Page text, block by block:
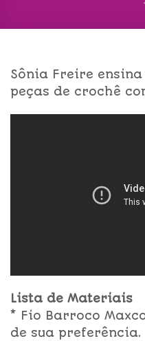
Sônia Freire
peças de crochê
Lista de Materiais
* Fio Barroco
de sua preferência.